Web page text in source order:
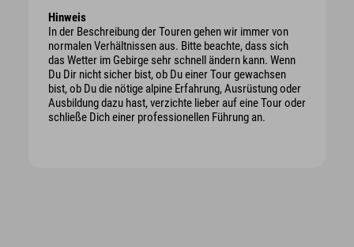
Hinweis
In der Beschreibung der Touren gehen wir immer von
normalen Verhältnissen aus. Bitte beachte, dass sich
das Wetter im Gebirge sehr schnell ändern kann. Wenn
Du Dir nicht sicher bist, ob Du einer Tour gewachsen
bist, ob Du die nötige alpine Erfahrung, Ausrüstung oder
Ausbildung dazu hast, verzichte lieber auf eine Tour oder
schließe Dich einer professionellen Führung an.